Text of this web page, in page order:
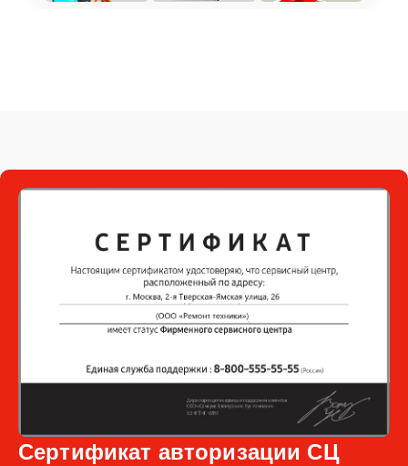
Сертификат авторизации СЦ